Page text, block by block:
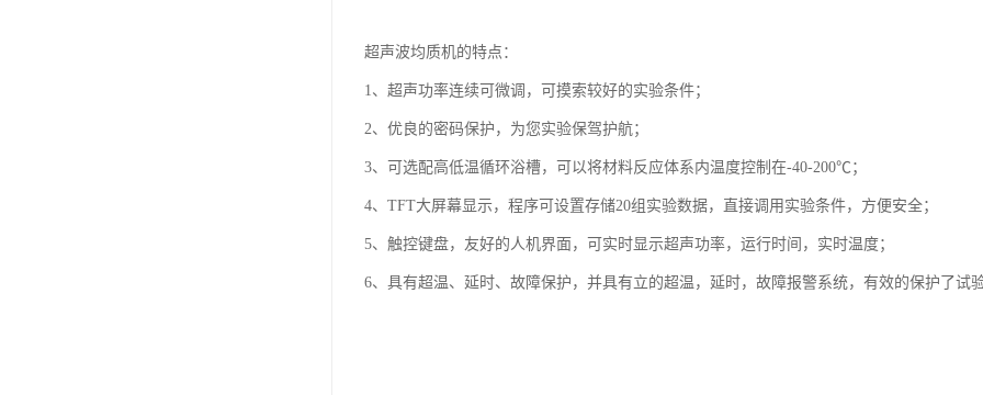
超声波均质机的特点：
1、超声功率连续可微调，可摸索较好的实验条件；
2、优良的密码保护，为您实验保驾护航；
3、可选配高低温循环浴槽，可以将材料反应体系内温度控制在-40-200℃；
4、TFT大屏幕显示，程序可设置存储20组实验数据，直接调用实验条件，方便安全；
5、触控键盘，友好的人机界面，可实时显示超声功率，运行时间，实时温度；
6、具有超温、延时、故障保护，并具有立的超温，延时，故障报警系统，有效的保护了试